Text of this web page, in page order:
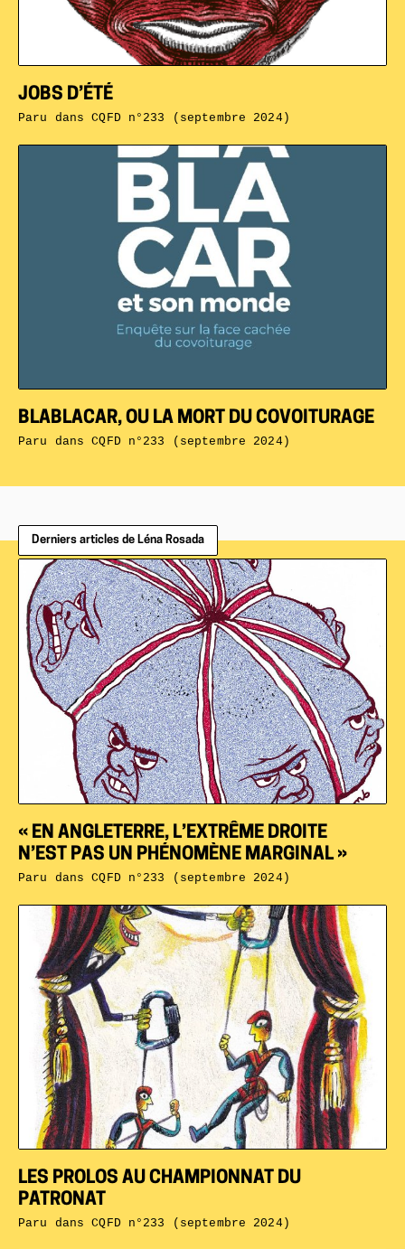
BLABLACAR, OU LA MORT DU COVOITURAGE
Paru dansCQFD n°233 (septembre 2024)
JOBS D’ÉTÉ
Paru dansCQFD n°233 (septembre 2024)
Derniers articles de Léna Rosada
LES PROLOS AU CHAMPIONNAT DU
PATRONAT
Paru dansCQFD n°233 (septembre 2024)
« EN ANGLETERRE, L’EXTRÊME DROITE
N’EST PAS UN PHÉNOMÈNE MARGINAL »
Paru dansCQFD n°233 (septembre 2024)